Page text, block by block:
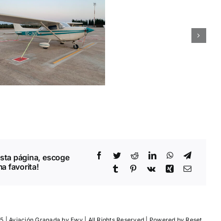
Building PPL
(A)
página, escoge
favorita!